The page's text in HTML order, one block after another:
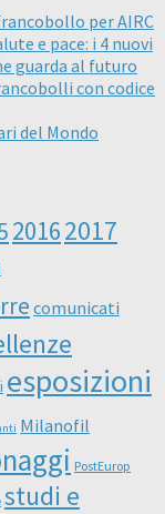
per AIRC
e pace: i 4 nuovi
guarda al futuro
con codice
del Mondo
20162017
comunicati
esposizioni
Milanofil
PostEurop
studi e